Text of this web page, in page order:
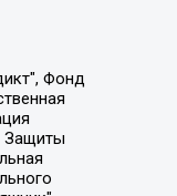
Александрович, Комитет против пыток/Команда против пыток, Общество с ограниченной ответственностью "Первый научный", Общество с ограниченной ответственностью "Вертолет и ко", Белоцерковская Вероника Борисовна, Кац Максим Евгеньевич, Лазарева Татьяна Юрьевна, Шаведдинов Руслан Табризович, Яшин Илья Валерьевич, Общество с ограниченной ответственностью "Иноагент ААВ", Алешковский Дмитрий Петрович, Альбац Евгения Марковна, Быков Дмитрий Львович, Галямина Юлия Евгеньевна, Лойко Сергей Леонидович, Мартынов Кирилл Константинович, Медведев Сергей Александрович, Крашенинников Федор Геннадиевич, Гордеева Катерина Вл